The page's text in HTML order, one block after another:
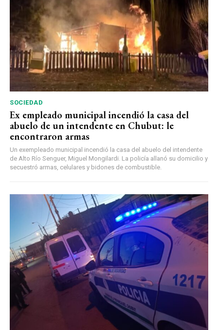
SOCIEDAD
Ex empleado municipal incendió la casa del
abuelo de un intendente en Chubut: le
encontraron armas
Un exempleado municipal incendió la casa del abuelo del intendente
de Alto Río Senguer, Miguel Mongilardi. La policía allanó su domicilio y
secuestró armas, celulares y bidones de combustible.